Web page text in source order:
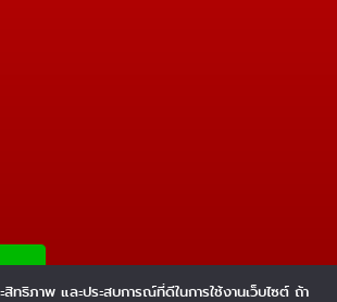
สิทธิภาพ และประสบการณ์ที่ดีในการใช้งานเว็บไซต์ ถ้า
1